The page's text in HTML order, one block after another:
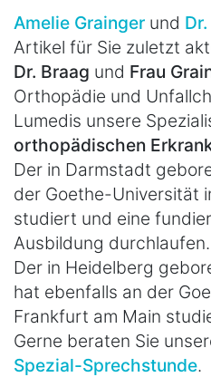
Amelie Grainger und
Artikel für Sie zuletzt
Dr. Braag und Frau
Orthopädie und
Lumedis unsere
orthopädischen
Der in Darmstadt
der Goethe-Universität
studiert und eine
Ausbildung durchlaufen.
Der in Heidelberg
hat ebenfalls an der
Frankfurt am Main
Gerne beraten Sie
Spezial-Sprechstunde.